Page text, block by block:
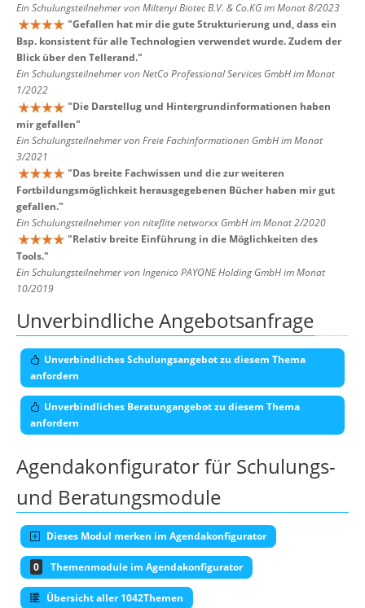
Ein Schulungsteilnehmer von Miltenyi Biotec B.V. & Co.KG im Monat 8/2023
"Gefallen hat mir die gute Strukturierung und, dass ein
Bsp. konsistent für alle Technologien verwendet wurde. Zudem der
Blick über den Tellerand."
Ein Schulungsteilnehmer von NetCo Professional Services GmbH im Monat
1/2022
"Die Darstellug und Hintergrundinformationen haben
mir gefallen"
Ein Schulungsteilnehmer von Freie Fachinformationen GmbH im Monat
3/2021
"Das breite Fachwissen und die zur weiteren
Fortbildungsmöglichkeit herausgegebenen Bücher haben mir gut
gefallen."
Ein Schulungsteilnehmer von niteflite networxx GmbH im Monat 2/2020
"Relativ breite Einführung in die Möglichkeiten des
Tools."
Ein Schulungsteilnehmer von Ingenico PAYONE Holding GmbH im Monat
10/2019
Unverbindliche Angebotsanfrage
Unverbindliches Schulungsangebot zu diesem Thema
anfordern
Unverbindliches Beratungangebot zu diesem Thema
anfordern
Agendakonfigurator für Schulungs-
und Beratungsmodule
Dieses Modul merken im Agendakonfigurator
0 Themenmodule im Agendakonfigurator
Übersicht aller 1042Themen